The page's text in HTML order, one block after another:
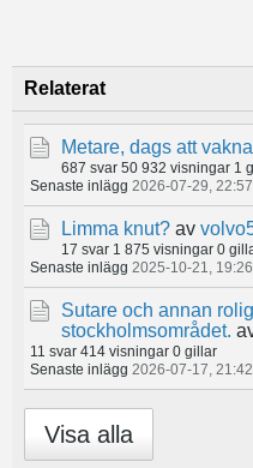
Relaterat
Metare, dags att
687 svar 50 932 visningar 1
Senaste inlägg 2026-07-29, 22:57
Limma knut? av
17 svar 1 875 visningar 0
Senaste inlägg 2025-10-21, 19:26
Sutare och annan
stockholmsområdet.
11 svar 414 visningar 0 gillar
Senaste inlägg 2026-07-17, 21:42
Visa alla